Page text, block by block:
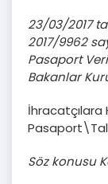
23/03/2017
2017/9962
Pasaport
Bakanlar
İhracatçılara
Söz konusu